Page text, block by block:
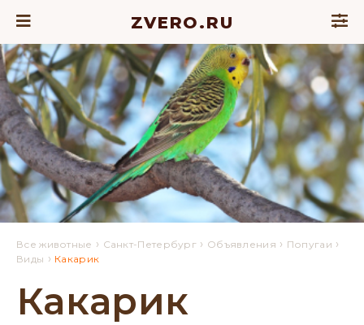
ZVERO.RU
Все животные › Санкт-Петербург › Объявления › Попугаи ›
Виды › Какарик
Какарик